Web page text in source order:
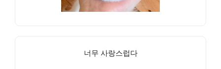
너무 사랑스럽다